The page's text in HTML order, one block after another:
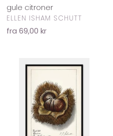
gule citroner
FORHANDLER
ELLEN ISHAM SCHUTT
Normalpris
fra 69,00 kr
kastanje